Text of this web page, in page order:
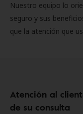
Nuestro equipo lo
seguro y sus
que la atención que
Atención al
de su consulta